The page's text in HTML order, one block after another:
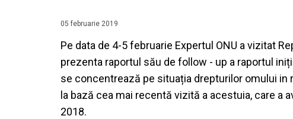
05 februarie 2019
Pe data de 4-5 februarie Expertul ONU a vizitat
prezenta raportul său de follow - up a raportul
se concentrează pe situația drepturilor omului in
la bază cea mai recentă vizită a acestuia, care a
2018.